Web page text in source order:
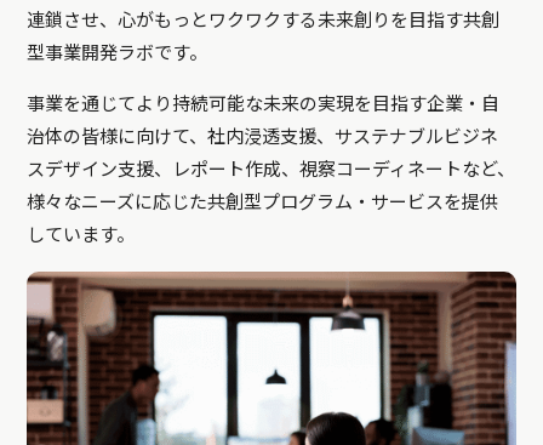
連鎖させ、心がもっとワクワクする未来創りを目指す共創
型事業開発ラボです。
事業を通じてより持続可能な未来の実現を目指す企業・自
治体の皆様に向けて、社内浸透支援、サステナブルビジネ
スデザイン支援、レポート作成、視察コーディネートなど、
様々なニーズに応じた共創型プログラム・サービスを提供
しています。